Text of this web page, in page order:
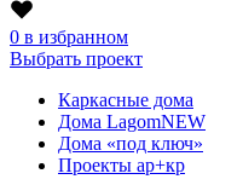
0 в избранном
Выбрать проект
Каркасные дома
Дома LagomNEW
Дома «под ключ»
Проекты ар+кр